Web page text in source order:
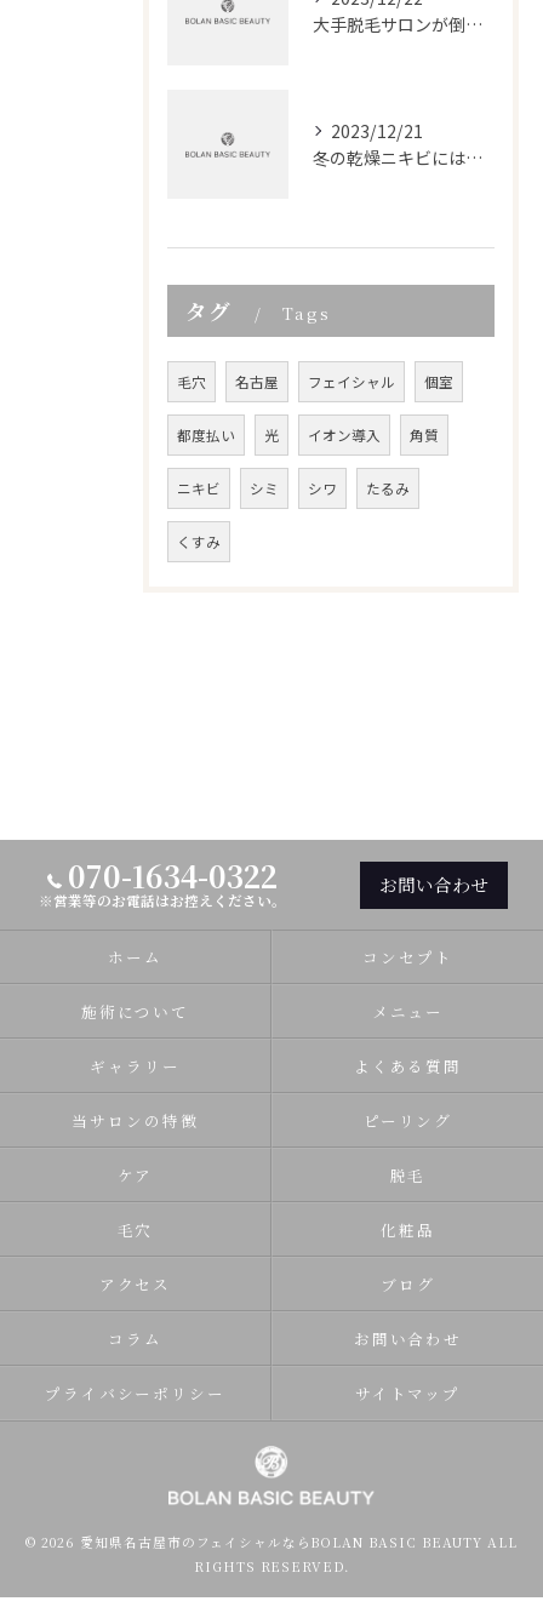
大手脱毛サロンが倒産！都度払いがニーズに合わせた選び方の生き残り術
2023/12/21
冬の乾燥ニキビにはバリア機能を強化した保湿お手入れが必須！フェイシャルエステで肌トラブルを防ぎましょう
タグ Tags
毛穴 名古屋 フェイシャル 個室
都度払い 光 イオン導入 角質
ニキビ シミ シワ たるみ
くすみ
070-1634-0322
※営業等のお電話はお控えください。
お問い合わせ
ホーム コンセプト
施術について メニュー
ギャラリー よくある質問
当サロンの特徴 ピーリング
ケア 脱毛
毛穴 化粧品
アクセス ブログ
コラム お問い合わせ
プライバシーポリシー サイトマップ
© 2026 愛知県名古屋市のフェイシャルならBOLAN BASIC BEAUTY ALL
RIGHTS RESERVED.